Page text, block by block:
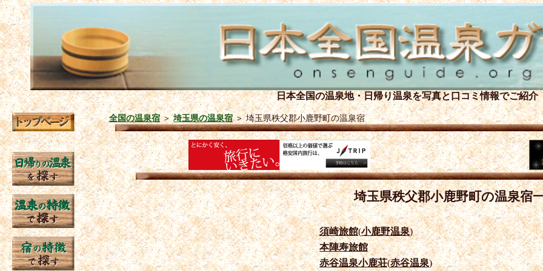
日本全国の温泉地・日帰り温泉を写真と口コミ情報でご紹介
全国の温泉宿＞埼玉県の温泉宿＞埼玉県秩父郡小鹿野町の温泉宿
埼玉県秩父郡小鹿野町の温泉宿
須崎旅館(小鹿野温泉)
本陣寿旅館
赤谷温泉小鹿荘(赤谷温泉)